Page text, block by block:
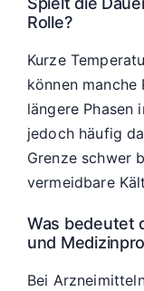
Rolle?
Kurze
können
längere Phasen
jedoch häufig
Grenze schwer
vermeidbare
Was bedeutet
und
Bei